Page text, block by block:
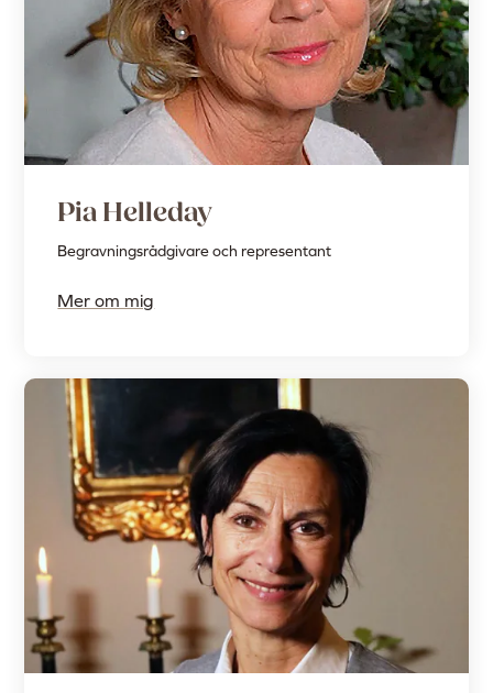
Pia Helleday
Begravningsrådgivare och representant
Mer om mig